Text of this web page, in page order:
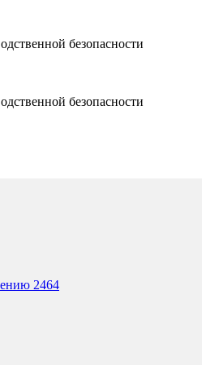
безопасности
безопасности
2464